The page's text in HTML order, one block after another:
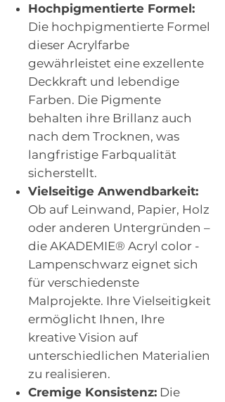
Hochpigmentierte Formel:
Die hochpigmentierte Formel
dieser Acrylfarbe
gewährleistet eine exzellente
Deckkraft und lebendige
Farben. Die Pigmente
behalten ihre Brillanz auch
nach dem Trocknen, was
langfristige Farbqualität
sicherstellt.
Vielseitige Anwendbarkeit:
Ob auf Leinwand, Papier, Holz
oder anderen Untergründen –
die AKADEMIE® Acryl color -
Lampenschwarz eignet sich
für verschiedenste
Malprojekte. Ihre Vielseitigkeit
ermöglicht Ihnen, Ihre
kreative Vision auf
unterschiedlichen Materialien
zu realisieren.
Cremige Konsistenz: Die